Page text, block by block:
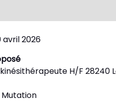
avril 2026
H/F 28240
Mutation